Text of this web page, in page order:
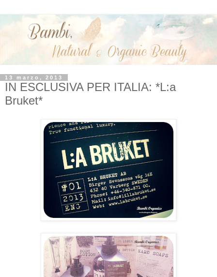
13 marzo, 2013
IN ESCLUSIVA PER ITALIA: *L:a
Bruket*